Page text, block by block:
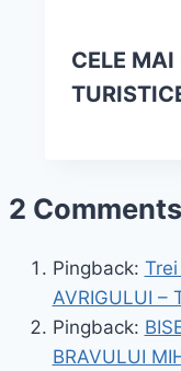
CELE
2 Comments
Pingback:
AVRIGULUI –
Pingback:
BRAVULUI